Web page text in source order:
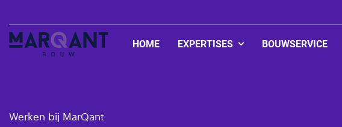
HOME EXPERTISES BOUWSERVICE
Werken bij MarQant